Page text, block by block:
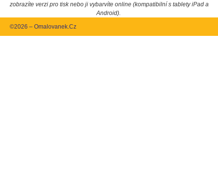
zobrazíte verzi pro tisk nebo ji vybarvíte online (kompatibilní s tablety iPad a
Android).
©2026 – Omalovanek.Cz